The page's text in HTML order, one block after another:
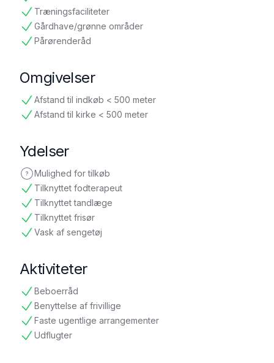
tilgængelig
Træningsfaciliteter
tilgængelig
Gårdhave/grønne områder
tilgængelig
Pårørenderåd
tilgængelig
Omgivelser
Afstand til indkøb < 500 meter
tilgængelig
Afstand til kirke < 500 meter
tilgængelig
Ydelser
Mulighed for tilkøb
ikke oplyst
Tilknyttet fodterapeut
tilgængelig
Tilknyttet tandlæge
tilgængelig
Tilknyttet frisør
tilgængelig
Vask af sengetøj
tilgængelig
Aktiviteter
Beboerråd
tilgængelig
Benyttelse af frivillige
tilgængelig
Faste ugentlige arrangementer
tilgængelig
Udflugter
tilgængelig